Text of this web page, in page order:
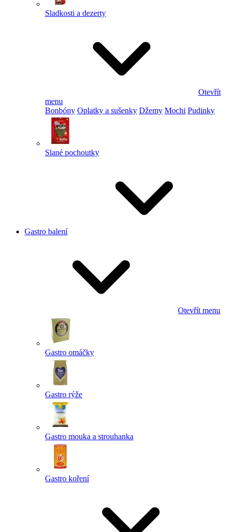
Sladkosti a dezerty
Otevřít
menu
Bonbóny Oplatky a sušenky Džemy Mochi Pudinky
Slané pochoutky
Gastro balení
Otevřít menu
Gastro omáčky
Gastro rýže
Gastro mouka a strouhanka
Gastro koření